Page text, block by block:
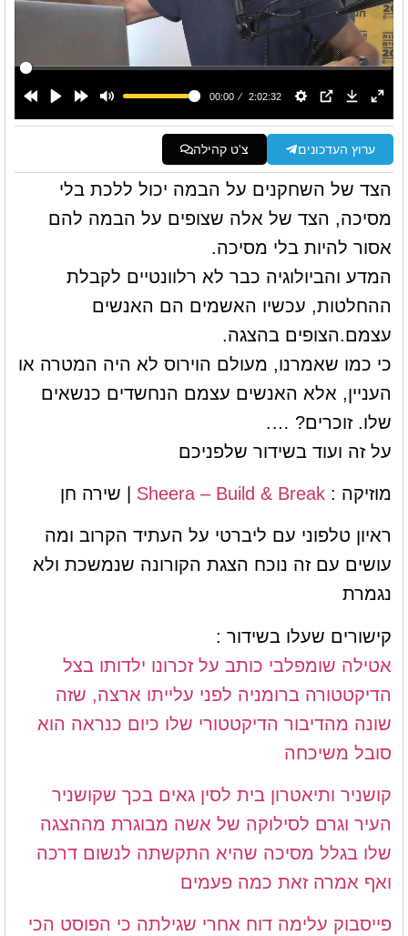
ערוץ העדכונים צ'ט קהילה
הצד של השחקנים על הבמה יכול ללכת בלי
מסיכה, הצד של אלה שצופים על הבמה להם
אסור להיות בלי מסיכה.
המדע והביולוגיה כבר לא רלוונטיים לקבלת
ההחלטות, עכשיו האשמים הם האנשים
עצמם.הצופים בהצגה.
כי כמו שאמרנו, מעולם הוירוס לא היה המטרה או
העניין, אלא האנשים עצמם הנחשדים כנשאים
שלו. זוכרים? ….
על זה ועוד בשידור שלפניכם
מוזיקה : Sheera – Build & Break | שירה חן
ראיון טלפוני עם ליברטי על העתיד הקרוב ומה
עושים עם זה נוכח הצגת הקורונה שנמשכת ולא
נגמרת
קישורים שעלו בשידור :
אטילה שומפלבי כותב על זכרונו ילדותו בצל
הדיקטטורה ברומניה לפני עלייתו ארצה, שזה
שונה מהדיבור הדיקטטורי שלו כיום כנראה הוא
סובל משיכחה
קושניר ותיאטרון בית לסין גאים בכך שקושניר
העיר וגרם לסילוקה של אשה מבוגרת מההצגה
שלו בגלל מסיכה שהיא התקשתה לנשום דרכה
ואף אמרה זאת כמה פעמים
פייסבוק עלימה דוח אחרי שגילתה כי הפוסט הכי